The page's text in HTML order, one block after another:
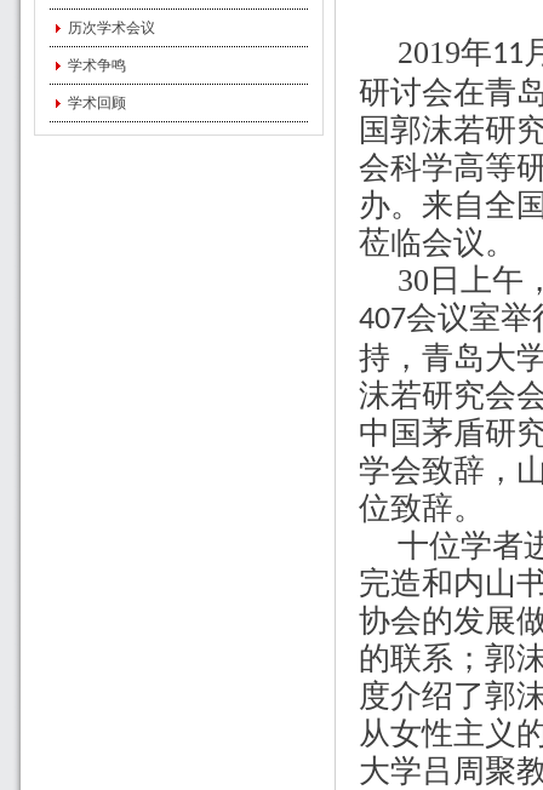
历次学术会议
学术争鸣
学术回顾
2019年11
研讨会在青
国郭沫若研
会科学高等
办。来自全
莅临会议。
30 日上午
407会议室举
持，青岛大
沫若研究会
中国茅盾研
学会致辞，
位致辞。
十位学者
完造和内山
协会的发展
的联系；郭
度介绍了郭
从女性主义
大学吕周聚